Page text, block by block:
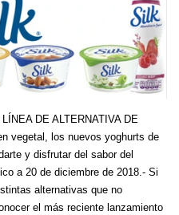
DE ALTERNATIVA DE
vegetal, los nuevos yoghurts de
y disfrutar del sabor del
a 20 de diciembre de 2018.- Si
alternativas que no
el más reciente lanzamiento